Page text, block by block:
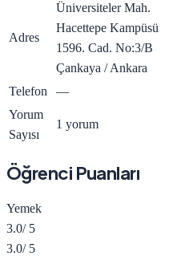
Adres
Üniversiteler Mah.
Hacettepe Kampüsü
1596. Cad. No:3/B
Çankaya / Ankara
Telefon
—
Yorum
Sayısı
1 yorum
Öğrenci Puanları
Yemek
3.0/ 5
3.0/ 5